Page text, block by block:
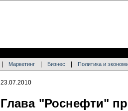
Маркетинг Бизнес Политика и
23.07.2010
Глава "Роснефти"